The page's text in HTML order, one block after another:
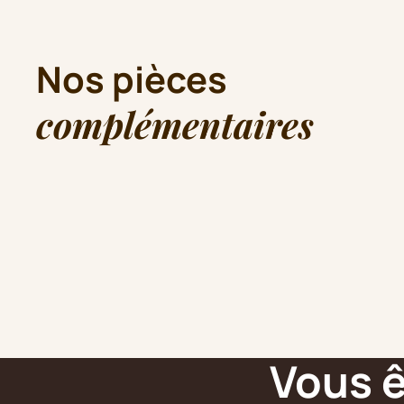
Nos pièces
complémentaires
Vous